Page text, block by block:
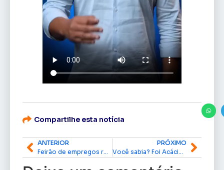
Compartilhe esta notícia
ANTERIOR
PRÓXIMO